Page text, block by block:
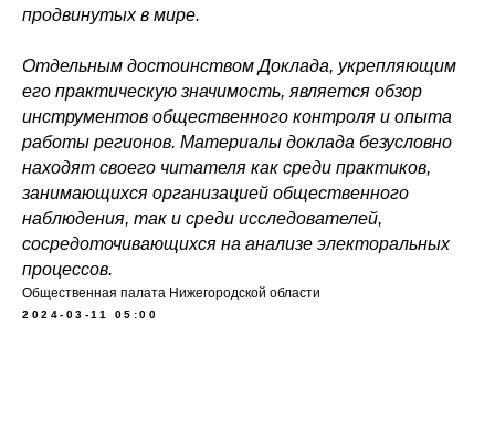
продвинутых в мире.
Отдельным достоинством Доклада, укрепляющим
его практическую значимость, является обзор
инструментов общественного контроля и опыта
работы регионов. Материалы доклада безусловно
находят своего читателя как среди практиков,
занимающихся организацией общественного
наблюдения, так и среди исследователей,
сосредоточивающихся на анализе электоральных
процессов.
Общественная палата Нижегородской области
2024-03-11 05:00